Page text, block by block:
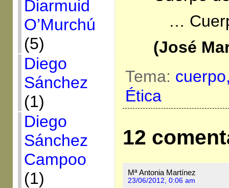
Diarmuid
O’Murchú
(5)
Diego
Sánchez
(1)
Diego
Sánchez
Campoo
(1)
…
(José
Tema:
Ética
12
Mª Antonia Martínez
23/06/2012, 0:06 am